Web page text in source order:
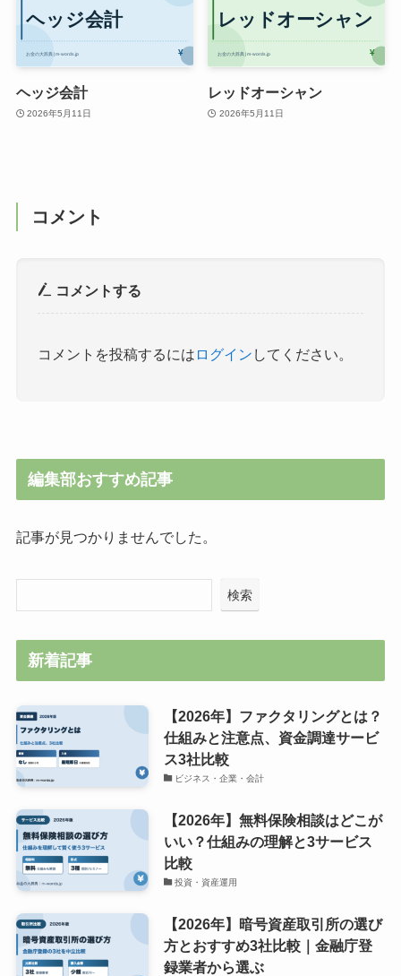
ヘッジ会計
2026年5月11日
レッドオーシャン
2026年5月11日
コメント
コメントする
コメントを投稿するには ログイン してください。
編集部おすすめ記事
記事が見つかりませんでした。
検索
新着記事
【2026年】ファクタリングとは？
仕組みと注意点、資金調達サービ
ス3社比較
ビジネス・企業・会計
【2026年】無料保険相談はどこが
いい？仕組みの理解と3サービス
比較
投資・資産運用
【2026年】暗号資産取引所の選び
方とおすすめ3社比較｜金融庁登
録業者から選ぶ